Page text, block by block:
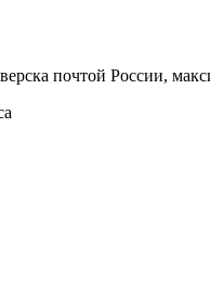
почтой России,